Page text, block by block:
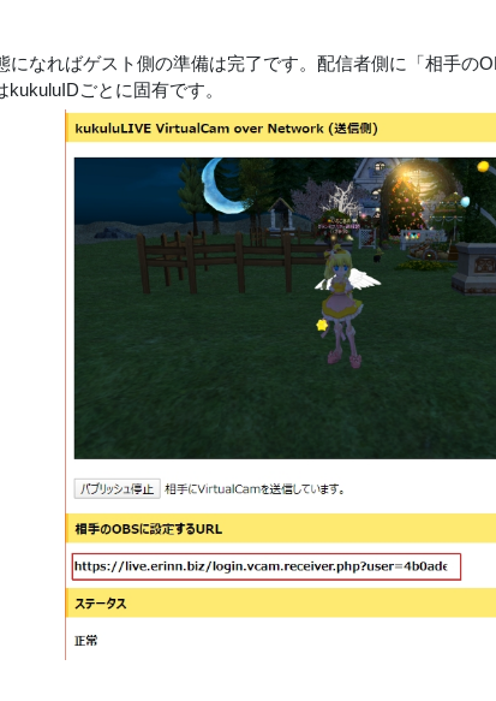
になればゲスト側の準備は完了です。配信者側に「相手の
kukuluIDごとに固有です。